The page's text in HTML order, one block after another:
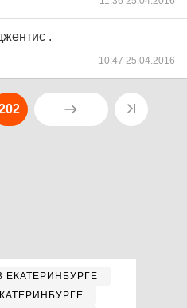
.
10:47 25.04.2016
ЕКАТЕРИНБУРГЕ